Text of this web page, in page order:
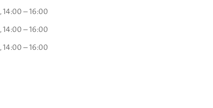
14:00 – 16:00
14:00 – 16:00
14:00 – 16:00